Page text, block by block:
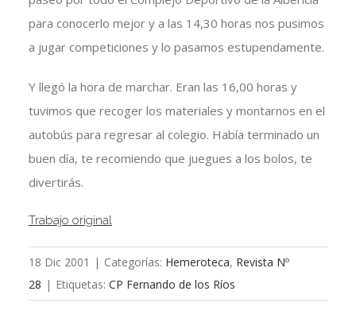
para conocerlo mejor y a las 14,30 horas nos pusimos
a jugar competiciones y lo pasamos estupendamente.
Y llegó la hora de marchar. Eran las 16,00 horas y
tuvimos que recoger los materiales y montarnos en el
autobús para regresar al colegio. Había terminado un
buen día, te recomiendo que juegues a los bolos, te
divertirás.
Trabajo original
18 Dic 2001 | Categorías: Hemeroteca, Revista Nº
28 | Etiquetas: CP Fernando de los Ríos